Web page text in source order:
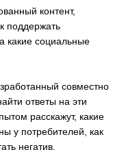
контент,
поддержать
какие социальные
совместно
ответы на эти
расскажут, какие
у потребителей, как
негатив,